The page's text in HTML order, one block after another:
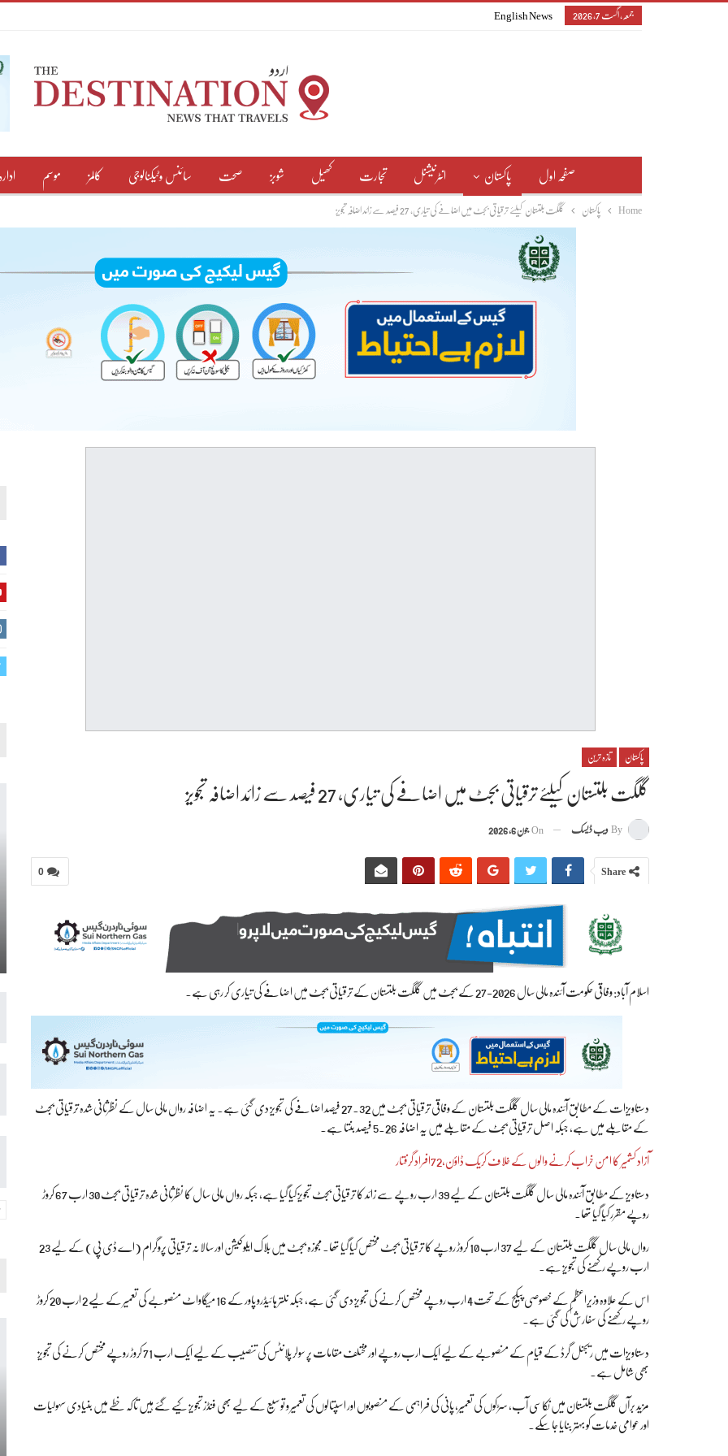
جمعہ, اگست 7, 2026 English News
صفحہ اول پاکستان انٹرنیشنل تجارت کھیل شوبز صحت سائنس وٹیکنالوجی کالمز موسم ادارہ
Home پاکستان گلگت بلتستان کیلئے ترقیاتی بجٹ میں اضافے کی تیاری، 27 فیصد سے زائد اضافہ تجویز
پاکستان تازہ ترین
گلگت بلتستان کیلئے ترقیاتی بجٹ میں اضافے کی تیاری، 27 فیصد سے زائد اضافہ تجویز
By ویب ڈیسک On جون 6, 2026
0 Share
اسلام آباد: وفاقی حکومت آئندہ مالی سال 2026-27 کے بجٹ میں گلگت بلتستان کے ترقیاتی بجٹ میں اضافے کی تیاری کر رہی ہے۔
دستاویزات کے مطابق آئندہ مالی سال گلگت بلتستان کے وفاقی ترقیاتی بجٹ میں 27.32 فیصد اضافے کی تجویز دی گئی ہے۔ یہ اضافہ رواں مالی سال کے نظرثانی شدہ ترقیاتی بجٹ
کے مقابلے میں ہے، جبکہ اصل ترقیاتی بجٹ کے مقابلے میں یہ اضافہ 5.26 فیصد بنتا ہے۔
آزاد کشمیر کا امن خراب کرنے والوں کے خلاف کریک ڈاؤن،72افراد گرفتار
دستاویز کے مطابق آئندہ مالی سال گلگت بلتستان کے لیے 39 ارب روپے سے زائد کا ترقیاتی بجٹ تجویز کیا گیا ہے، جبکہ رواں مالی سال کا نظرثانی شدہ ترقیاتی بجٹ 30 ارب 67 کروڑ
روپے مقرر کیا گیا تھا۔
رواں مالی سال گلگت بلتستان کے لیے 37 ارب 10 کروڑ روپے کا ترقیاتی بجٹ مختص کیا گیا تھا۔ مجوزہ بجٹ میں بلاک ایلوکیشن اور سالانہ ترقیاتی پروگرام (اے ڈی پی) کے لیے 23
ارب روپے رکھنے کی تجویز ہے۔
اس کے علاوہ وزیراعظم کے خصوصی پیکج کے تحت 4 ارب روپے مختص کرنے کی تجویز دی گئی ہے، جبکہ نلتر ہائیڈرو پاور کے 16 میگاواٹ منصوبے کی تعمیر کے لیے 2 ارب 20 کروڑ
روپے رکھنے کی سفارش کی گئی ہے۔
دستاویزات میں ریجنل گرڈ کے قیام کے منصوبے کے لیے ایک ارب روپے اور مختلف مقامات پر سولر پلانٹس کی تنصیب کے لیے ایک ارب 71 کروڑ روپے مختص کرنے کی تجویز
بھی شامل ہے۔
مزید برآں گلگت بلتستان میں نکاسی آب، سڑکوں کی تعمیر، پانی کی فراہمی کے منصوبوں اور اسپتالوں کی تعمیر و توسیع کے لیے بھی فنڈز تجویز کیے گئے ہیں تاکہ خطے میں بنیادی سہولیات
اور عوامی خدمات کو بہتر بنایا جا سکے۔